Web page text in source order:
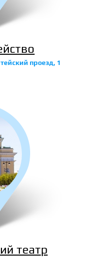
проезд, 1
театр